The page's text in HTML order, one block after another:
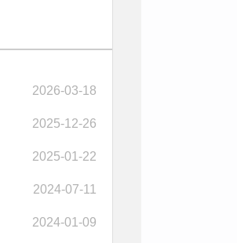
2026-03-18
2025-12-26
2025-01-22
2024-07-11
2024-01-09